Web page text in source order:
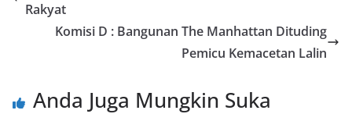
Rakyat
Komisi D : Bangunan The Manhattan Dituding
Pemicu Kemacetan Lalin
Anda Juga Mungkin Suka